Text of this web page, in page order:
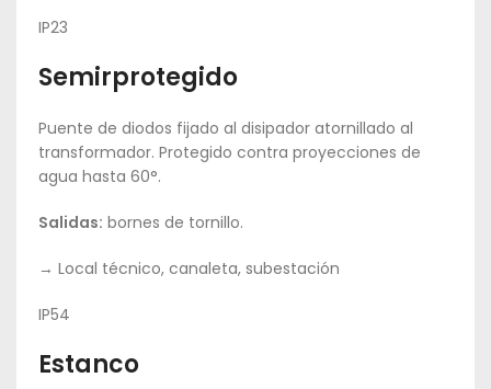
IP23
Semirprotegido
Puente de diodos fijado al disipador atornillado al
transformador. Protegido contra proyecciones de
agua hasta 60°.
Salidas: bornes de tornillo.
→ Local técnico, canaleta, subestación
IP54
Estanco